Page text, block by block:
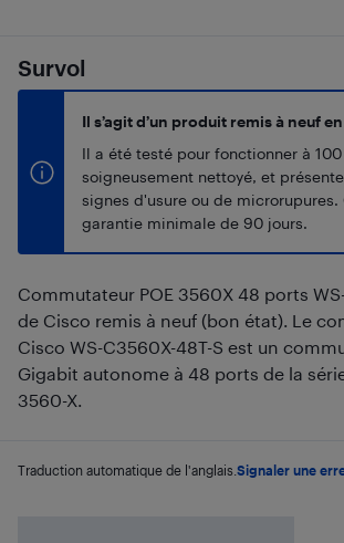
Survol
Il s’agit d’un produit remis à neuf
Il a été testé pour fonctionner à 100
soigneusement nettoyé, et
signes d'usure ou de microrupures.
garantie minimale de 90 jours.
Commutateur POE 3560X 48 ports
de Cisco remis à neuf (bon état). Le
Cisco WS-C3560X-48T-S est un
Gigabit autonome à 48 ports de la
3560-X.
Traduction automatique de l'anglais. Signaler une